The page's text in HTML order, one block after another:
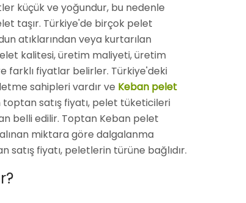
küçük ve yoğundur, bu nedenle
taşır. Türkiye'de birçok pelet
atıklarından veya kurtarılan
kalitesi, üretim maliyeti, üretim
farklı fiyatlar belirler. Türkiye'deki
sahipleri vardır ve Keban pelet
satış fiyatı, pelet tüketicileri
belli edilir. Toptan Keban pelet
miktara göre dalgalanma
fiyatı, peletlerin türüne bağlıdır.